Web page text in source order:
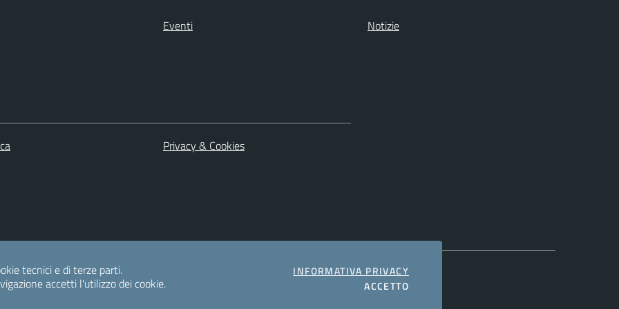
Eventi Notizie
Privacy & Cookies
tecnici e di terze parti.
accetti l'utilizzo dei cookie.
INFORMATIVA PRIVACY
ACCETTOI COOKIES